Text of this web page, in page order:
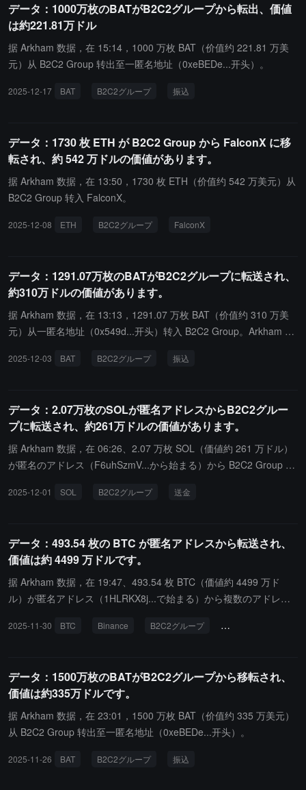
データ：1000万枚のBATがB2C2グループから転出、価値
は約221.81万ドル
据 Arkham 数据，在 15:14，1000 万枚 BAT（价值约 221.81 万美
元）从 B2C2 Group 转出至一匿名地址（0xeBEDe...开头）。
2025-12-17 BAT B2C2グループ 振込
データ：1730 枚 ETH が B2C2 Group から FalconX に移
転され、約 542 万ドルの価値があります。
据 Arkham 数据，在 13:50，1730 枚 ETH（价值约 542 万美元）从
B2C2 Group 转入 FalconX。
2025-12-08 ETH B2C2グループ FalconX
データ：1291.07万枚のBATがB2C2グループに転送され、
約310万ドルの価値があります。
据 Arkham 数据，在 13:13，1291.07 万枚 BAT（价值约 310 万美
元）从一匿名地址（0x549d...开头）转入 B2C2 Group。Arkham の
価値）が匿名のアドレス（0x549d...で始まる）から B2C2 Group
2025-12-03 BAT B2C2グループ 振込
データ：2.07万枚のSOLが匿名アドレスからB2C2グルー
プに転送され、約261万ドルの価値があります。
据 Arkham 数据，在 06:26、2.07 万枚 SOL（価値約 261 万ドル）
が匿名のアドレス（F6uhSzmV...から始まる）から B2C2 Group に
2025-12-01 SOL B2C2グループ 送金
データ：493.54 枚の BTC が匿名アドレスから転送され、
価値は約 4499 万ドルです。
据 Arkham 数据，在 19:47、493.54 枚 BTC（価値約 4499 万ド
ル）が匿名アドレス（1HLRKX8j...で始まる）から複数のアドレス
す。
2025-11-30 BTC Binance B2C2グループ オンチェーン追跡
データ：1500万枚のBATがB2C2グループから移転され、
価値は約335万ドルです。
据 Arkham 数据，在 23:01，1500 万枚 BAT（价值约 335 万美元）
从 B2C2 Group 转出至一匿名地址（0xeBEDe...开头）。
2025-11-26 BAT B2C2グループ 振込